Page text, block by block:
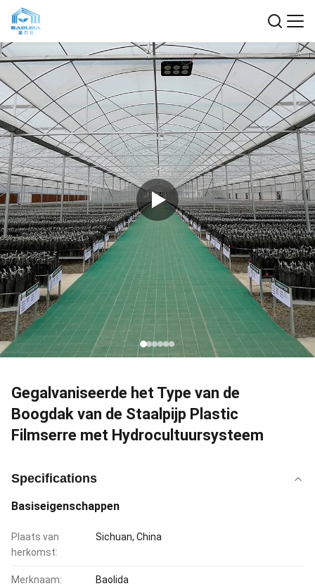
Gegalvaniseerde het Type van de
Boogdak van de Staalpijp Plastic
Filmserre met Hydrocultuursysteem
Specifications
Basiseigenschappen
Plaats van
herkomst:
Sichuan, China
Merknaam: Baolida